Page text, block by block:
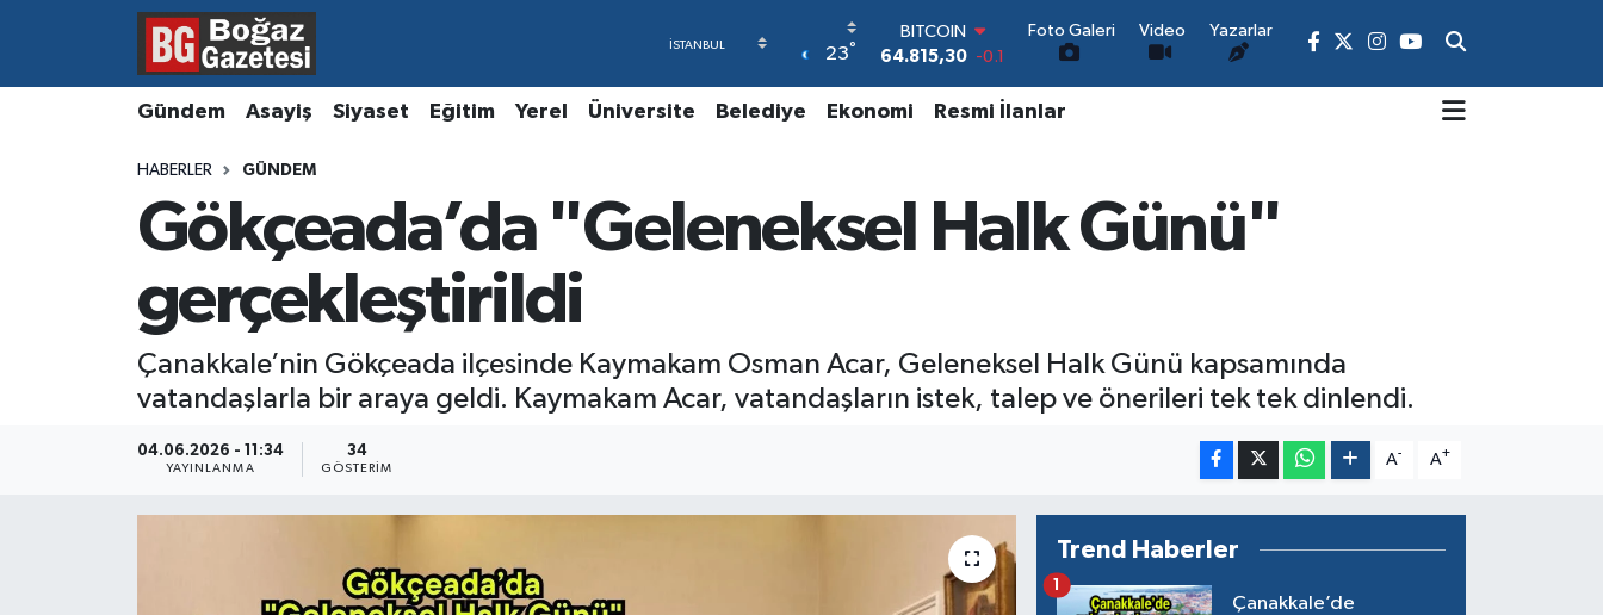
23°
BITCOIN
64.815,30 -0.1
47,7436 0.18
64,4811
0.38
GRAM ALTIN
0
Foto Galeri Video Yazarlar
Gündem Asayiş Siyaset Eğitim Yerel Üniversite Belediye Ekonomi Resmi İlanlar
HABERLER GÜNDEM
Gökçeada’da "Geleneksel Halk Günü"
gerçekleştirildi
Çanakkale’nin Gökçeada ilçesinde Kaymakam Osman Acar, Geleneksel Halk Günü kapsamında
vatandaşlarla bir araya geldi. Kaymakam Acar, vatandaşların istek, talep ve önerileri tek tek dinlendi.
04.06.2026 - 11:34
YAYINLANMA
34
GÖSTERIM
A- A+
Trend Haberler
Çanakkale’de
1
Asayiş
Ekonomi
Kültür ve Sanat
Magazin
Resmi İlanlar
Hava Durumu
Süper Lig Puan Durumu ve Fikstür
Son Dakika Haberleri
Haber Arşivi